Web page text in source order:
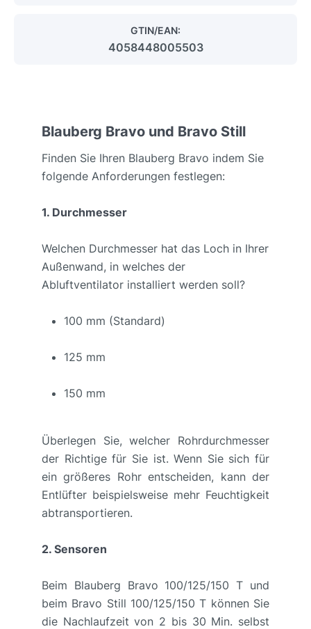
GTIN/EAN:
4058448005503
Blauberg Bravo und Bravo Still
Finden Sie Ihren Blauberg Bravo indem Sie
folgende Anforderungen festlegen:
1. Durchmesser
Welchen Durchmesser hat das Loch in Ihrer
Außenwand, in welches der
Abluftventilator installiert werden soll?
100 mm (Standard)
125 mm
150 mm
Überlegen Sie, welcher Rohrdurchmesser
der Richtige für Sie ist. Wenn Sie sich für
ein größeres Rohr entscheiden, kann der
Entlüfter beispielsweise mehr Feuchtigkeit
abtransportieren.
2. Sensoren
Beim Blauberg Bravo 100/125/150 T und
beim Bravo Still 100/125/150 T können Sie
die Nachlaufzeit von 2 bis 30 Min. selbst